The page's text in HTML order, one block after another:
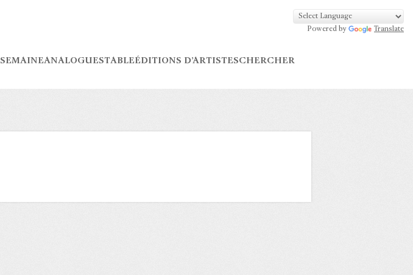
Powered by Translate
SEMAINEANALOGUESTABLEÉDITIONS D’ARTISTESCHERCHER